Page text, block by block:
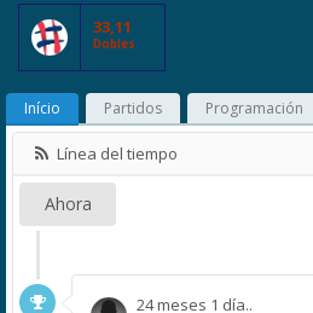
33,11
Dobles
Início Partidos Programación
Línea del tiempo
Ahora
24 meses 1 día..